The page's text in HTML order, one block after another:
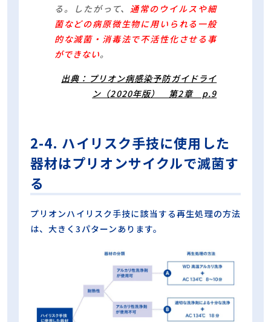
る。したがって、 通常のウイルスや細
菌などの病原微生物に用いられる一般
的な滅菌・消毒法で不活性化させる事
ができない。
出典：プリオン病感染予防ガイドライ
ン（2020年版） 第2章 p.9
2-4. ハイリスク手技に使用した
器材はプリオンサイクルで滅菌す
る
プリオンハイリスク手技に該当する再生処理の方法
は、大きく3パターンあります。